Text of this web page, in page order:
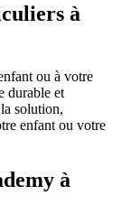
à
ou à votre
durable et
solution,
enfant ou votre
à